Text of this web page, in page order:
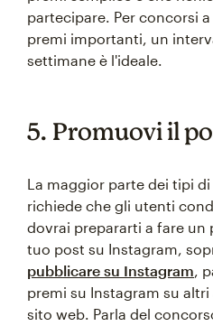
partecipare. Per concorsi
premi importanti, un
settimane è l'ideale.
5. Promuovi il
La maggior parte dei tipi
richiede che gli utenti
dovrai prepararti a fare un
tuo post su Instagram,
pubblicare su Instagram,
premi su Instagram su
sito web. Parla del